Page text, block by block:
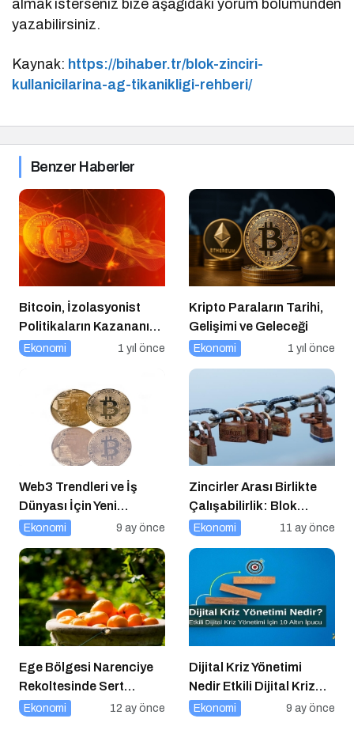
almak isterseniz bize aşağıdaki yorum bölümünden
yazabilirsiniz.
Kaynak: https://bihaber.tr/blok-zinciri-
kullanicilarina-ag-tikanikligi-rehberi/
Benzer Haberler
Bitcoin, İzolasyonist
Politikaların Kazananı
Olabilir
Ekonomi 1 yıl önce
Kripto Paraların Tarihi,
Gelişimi ve Geleceği
Ekonomi 1 yıl önce
Web3 Trendleri ve İş
Dünyası İçin Yeni
Fırsatlar
Ekonomi 9 ay önce
Zincirler Arası Birlikte
Çalışabilirlik: Blok
Zincirlerin Geleceği
Ekonomi 11 ay önce
Ege Bölgesi Narenciye
Rekoltesinde Sert
Düşüş: Üretim Yüzde 34
Ekonomi 12 ay önce
Dijital Kriz Yönetimi
Nedir Etkili Dijital Kriz
Yönetimi için 10 Altın
Ekonomi 9 ay önce